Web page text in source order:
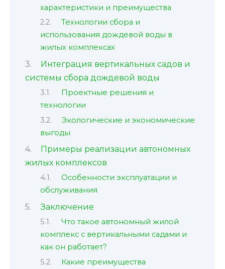
характеристики и преимущества
Технологии сбора и
использования дождевой воды в
жилых комплексах
Интеграция вертикальных садов и
системы сбора дождевой воды
Проектные решения и
технологии
Экологические и экономические
выгоды
Примеры реализации автономных
жилых комплексов
Особенности эксплуатации и
обслуживания
Заключение
Что такое автономный жилой
комплекс с вертикальными садами и
как он работает?
Какие преимущества